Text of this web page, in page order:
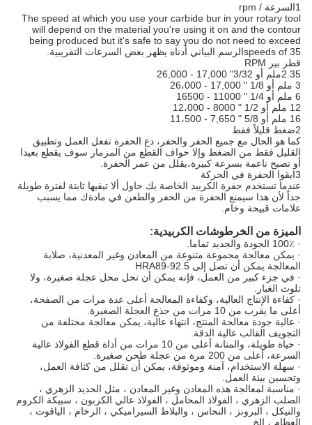
The speed at which you use your carbide bur in your rotary tool
will depend on the material you're using it on and the contour
being produced but it's safe to say you do not need to exceed
speeds of 35الرسم البياني أدناه يظهر بعض السرعات التقريبية.
قطر بير RPM
2.35ملم أو 3/32" 17,000 - 26,000
12 ملم أو 1/2 " 8000 - 12،000
16 ملم أو 5/8 " 7,650 - 11،500
كما هو الحال مع جميع الحفر والحفر، دع الحفرة تفعل العمل وتطبيق
القليل فقط من الضغط وإلا حواف القطع من المزمار سوف يقطع بعيدا
أو تصبح ناعمة بسرعة كبيرة،يقلل من عمر الحفرة.
عندما تستخدم حفرة الكربيد الخاصة بك حاول ألا تبقيها ثابتة لفترة طويلة
جداً لأن هذا سيمنع الحفرة من الحفر والطعن في مادةك مما يسبب
علامات قبيحة وخام.
الميزة من الخرطوشات الكربيدية:
· يمكن معالجة مجموعة متنوعة من المعادن وغير المعدنية، صلابة
المعالجة يمكن أن تصل إلى HRA89-92.5
· في جزء كبير من العمل، فإنه يمكن أن تحل محل عجلة صغيرة، ولا
تلوث الغبار.
· كفاءة الإنتاج العالية، وكفاءة المعالجة أعلى عدة مرات من الصفحة،
أعلى ما يقرب من 10 مرات من جذع العجلة الصغيرة.
· عالية جودة معالجة المنتج، انتهاء عالية، يمكن معالجة مختلفة من
التجويف القالب عالية الدقة.
· حياة طويلة، والمتانة أعلى من 10 مرات من أداة قطع الفولاذ عالية
السرعة، أعلى من 200 مرة من عجلة طحن صغيرة.
· سهلة الاستخدام، آمنة وموثوقة، يمكن أن تقلل من كثافة العمل،
وتحسين بيئة العمل.
· مناسبة لمعالجة هذه المعادن وغير المعادن ، مثل الحديد الزهري ،
الصلب الزهري ، الفولاذ المحامل ، الفولاذ عالي الكربون ، سبيكة الكروم
والنيكل ، البرونز ، النحاس ، والبلاط السيراميكي ، الرخام ، الياقوت ،
العظام ، الخ